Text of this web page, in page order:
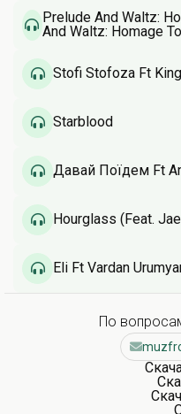
Prelude And Waltz:
And Waltz: Homage
Stofi Stofoza Ft
Starblood
Давай Поїдем Ft
Hourglass (Feat.
Eli Ft Vardan
По